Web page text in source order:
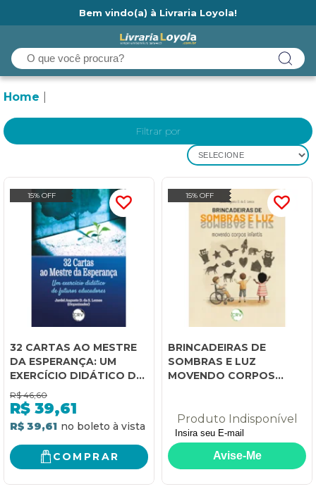
Bem vindo(a) à Livraria Loyola!
Home
Filtrar por
SELECIONE
15% OFF
32 CARTAS AO MESTRE
DA ESPERANÇA: UM
EXERCÍCIO DIDÁTICO DE
FUTUROS EDUCADORES
R$ 46,60
R$ 39,61
R$ 39,61
COMPRAR
15% OFF
BRINCADEIRAS DE
SOMBRAS E LUZ
MOVENDO CORPOS
Produto Indisponível